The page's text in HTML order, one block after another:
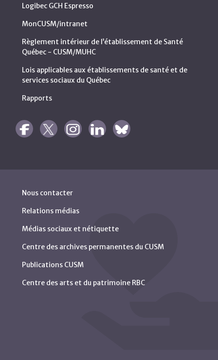
Logibec GCH Espresso
MonCUSM/intranet
Règlement intérieur de l’établissement de Santé
Québec - CUSM/MUHC
Lois applicables aux établissements de santé et de
services sociaux du Québec
Rapports
Nous contacter
Relations médias
Médias sociaux et nétiquette
Centre des archives permanentes du CUSM
Publications CUSM
Centre des arts et du patrimoine RBC